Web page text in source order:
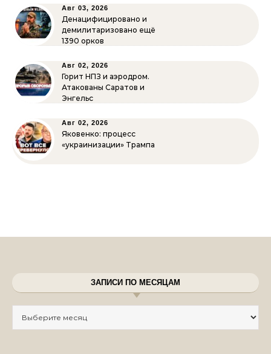
Авг 03, 2026
Денацифицировано и
демилитаризовано ещё
1390 орков
Авг 02, 2026
Горит НПЗ и аэродром.
Атакованы Саратов и
Энгельс
Авг 02, 2026
Яковенко: процесс
«украинизации» Трампа
ЗАПИСИ ПО МЕСЯЦАМ